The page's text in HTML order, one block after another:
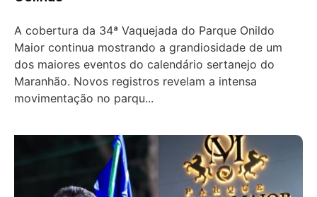
A cobertura da 34ª Vaquejada do Parque Onildo
Maior continua mostrando a grandiosidade de um
dos maiores eventos do calendário sertanejo do
Maranhão. Novos registros revelam a intensa
movimentação no parqu...